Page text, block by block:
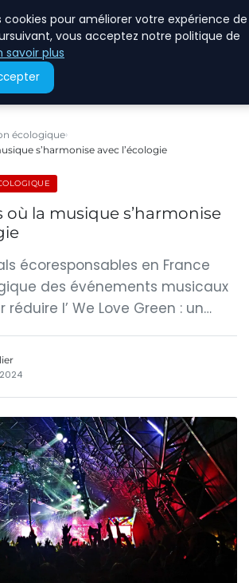
écologique
s’harmonise avec l’écologie
où la musique s’harmonise
écoresponsables en France
des événements musicaux
l’ We Love Green : un…
cookies pour améliorer votre expérience de
vous acceptez notre politique de
savoir plus